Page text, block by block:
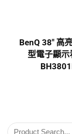
BenQ 38″ 高
型電子顯示